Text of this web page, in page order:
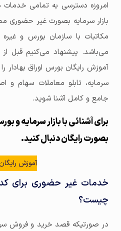
امروزه دسترسی به تمامی خدمات
بازار سرمایه بصورت غیر
مکاتبات با سازمان بورس و
می‌باشد. پیشنهاد می‌کنیم قبل
آموزش رایگان بورس اوراق بهادار را
سرمایه، تابلو معاملات سهام و
جامع و کامل آشنا شوید.
برای آشنائی با بازار سرمایه و
بصورت رایگان دنبال کنید.
آموزش
خدمات غیر حضوری برای
چیست؟
در صورتیکه قصد خرید و فروش